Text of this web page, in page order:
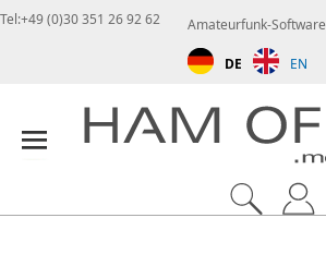
Amateurfunk-Software
DE EN
Tel:+49 (0)30 351 26 92 62